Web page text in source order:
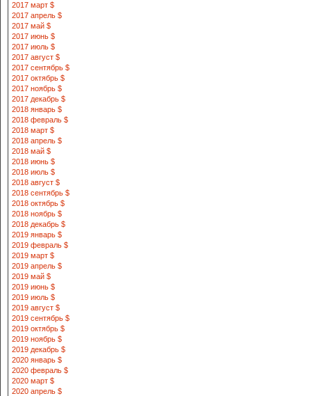
2017 март $
2017 апрель $
2017 май $
2017 июнь $
2017 июль $
2017 август $
2017 сентябрь $
2017 октябрь $
2017 ноябрь $
2017 декабрь $
2018 январь $
2018 февраль $
2018 март $
2018 апрель $
2018 май $
2018 июнь $
2018 июль $
2018 август $
2018 сентябрь $
2018 октябрь $
2018 ноябрь $
2018 декабрь $
2019 январь $
2019 февраль $
2019 март $
2019 апрель $
2019 май $
2019 июнь $
2019 июль $
2019 август $
2019 сентябрь $
2019 октябрь $
2019 ноябрь $
2019 декабрь $
2020 январь $
2020 февраль $
2020 март $
2020 апрель $